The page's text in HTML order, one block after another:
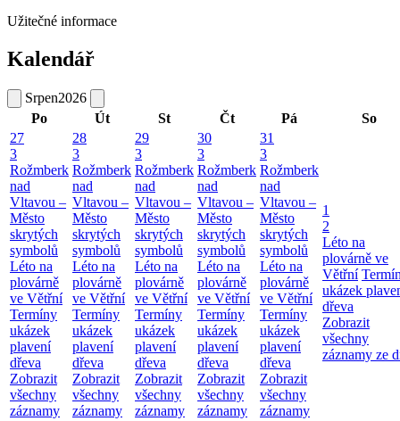
Užitečné informace
Kalendář
Srpen2026
Po
Út St Čt Pá
So
27
3
Rožmberk
nad
Vltavou –
Město
skrytých
symbolů
Léto na
plovárně
ve Větřní
Termíny
ukázek
plavení
dřeva
Zobrazit
všechny
záznamy
28
3
Rožmberk
nad
Vltavou –
Město
skrytých
symbolů
Léto na
plovárně
ve Větřní
Termíny
ukázek
plavení
dřeva
Zobrazit
všechny
záznamy
29
3
Rožmberk
nad
Vltavou –
Město
skrytých
symbolů
Léto na
plovárně
ve Větřní
Termíny
ukázek
plavení
dřeva
Zobrazit
všechny
záznamy
30
3
Rožmberk
nad
Vltavou –
Město
skrytých
symbolů
Léto na
plovárně
ve Větřní
Termíny
ukázek
plavení
dřeva
Zobrazit
všechny
záznamy
31
3
Rožmberk
nad
Vltavou –
Město
skrytých
symbolů
Léto na
plovárně
ve Větřní
Termíny
ukázek
plavení
dřeva
Zobrazit
všechny
záznamy
1
2
Léto na
plovárně ve
Větřní
ukázek
dřeva
Zobrazit
všechny
záznamy ze